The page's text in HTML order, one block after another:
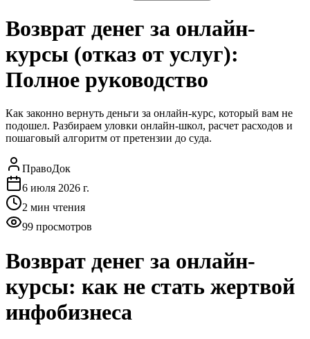
Возврат денег за онлайн-
курсы (отказ от услуг):
Полное руководство
Как законно вернуть деньги за онлайн-курс, который вам не
подошел. Разбираем уловки онлайн-школ, расчет расходов и
пошаговый алгоритм от претензии до суда.
ПравоДок
6 июля 2026 г.
2 мин чтения
99 просмотров
Возврат денег за онлайн-
курсы: как не стать жертвой
инфобизнеса